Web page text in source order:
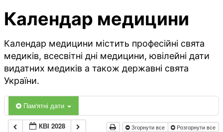
Календар медицини
Календар медицини містить професійні свята
медиків, всесвітні дні медицини, ювілейні дати
видатних медиків а також державні свята
України.
Пам'ятні дати
КВІ 2028 Згорнути все Розгорнути все